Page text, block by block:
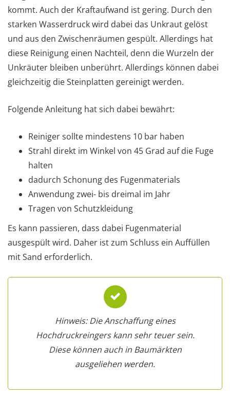
kommt. Auch der Kraftaufwand ist gering. Durch den
starken Wasserdruck wird dabei das Unkraut gelöst
und aus den Zwischenräumen gespült. Allerdings hat
diese Reinigung einen Nachteil, denn die Wurzeln der
Unkräuter bleiben unberührt. Allerdings können dabei
gleichzeitig die Steinplatten gereinigt werden.
Folgende Anleitung hat sich dabei bewährt:
Reiniger sollte mindestens 10 bar haben
Strahl direkt im Winkel von 45 Grad auf die Fuge
halten
dadurch Schonung des Fugenmaterials
Anwendung zwei- bis dreimal im Jahr
Tragen von Schutzkleidung
Es kann passieren, dass dabei Fugenmaterial
ausgespült wird. Daher ist zum Schluss ein Auffüllen
mit Sand erforderlich.
Hinweis: Die Anschaffung eines
Hochdruckreingers kann sehr teuer sein.
Diese können auch in Baumärkten
ausgeliehen werden.